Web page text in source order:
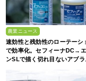
農業ニュース
速効性と残効性のローテーシ
で効率化。セフィーナDC→
ンSLで描く切れ目ないアブ